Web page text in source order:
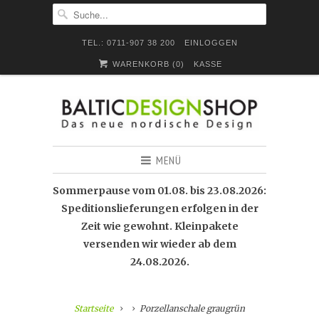
TEL.: 0711-907 38 200 EINLOGGEN
WARENKORB (0) KASSE
MENÜ
Sommerpause vom 01.08. bis 23.08.2026:
Speditionslieferungen erfolgen in der
Zeit wie gewohnt. Kleinpakete
versenden wir wieder ab dem
24.08.2026.
Startseite Porzellanschale graugrün